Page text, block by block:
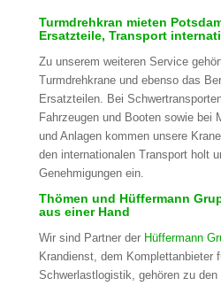
Turmdrehkran mieten
Ersatzteile, Transport
Zu unserem weiteren Service
Turmdrehkrane und ebenso das
Ersatzteilen. Bei
Fahrzeugen und Booten sowie bei
und Anlagen kommen unsere
den internationalen Transport holt
Genehmigungen ein.
Thömen und Hüffermann
aus einer Hand
Wir sind Partner der Hüffermann
Krandienst, dem Komplettanbieter
Schwerlastlogistik, gehören zu den